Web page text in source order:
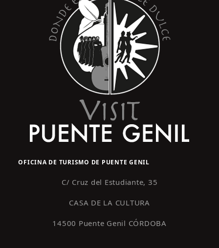
OFICINA DE TURISMO DE PUENTE GENIL
C/ Cruz del Estudiante, 35
CASA DE LA CULTURA
14500 Puente Genil CÓRDOBA